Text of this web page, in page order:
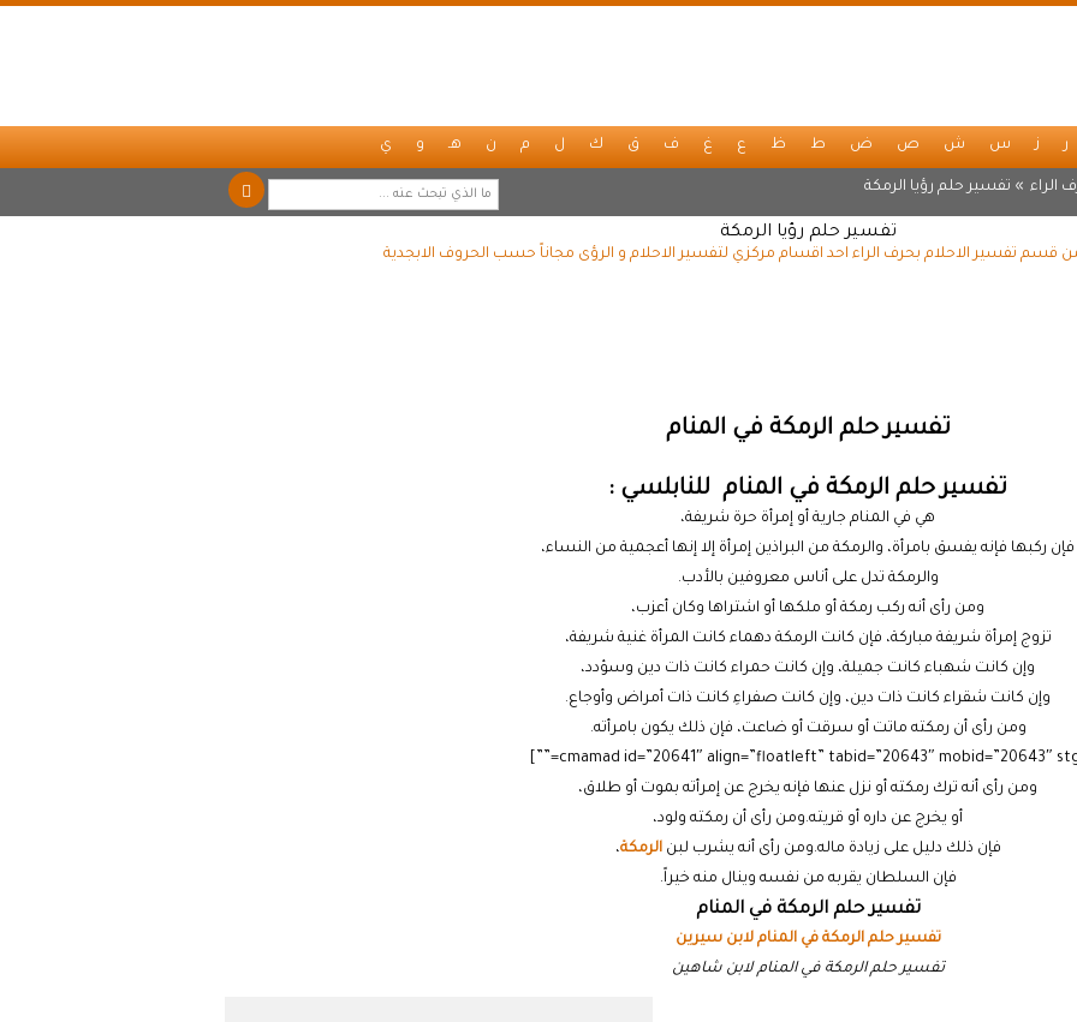
ر ز س ش ص ض ط ظ ع غ ف ق ك ل م ن هـ و ي
الراء » تفسير حلم رؤيا الرمكة
تفسير حلم رؤيا الرمكة
قسم تفسير الاحلام بحرف الراء احد اقسام مركزي لتفسير الاحلام و الرؤى مجاناً حسب الحروف الابجدية
تفسير حلم الرمكة في المنام
تفسير حلم الرمكة في المنام للنابلسي :
هي في المنام جارية أو إمرأة حرة شريفة،
فإن ركبها فإنه يفسق بامرأة، والرمكة من البراذين إمرأة إلا إنها أعجمية من النساء،
والرمكة تدل على أناس معروفين بالأدب.
ومن رأى أنه ركب رمكة أو ملكها أو اشتراها وكان أعزب،
تزوج إمرأة شريفة مباركة، فإن كانت الرمكة دهماء كانت المرأة غنية شريفة،
وإن كانت شهباء كانت جميلة، وإن كانت حمراء كانت ذات دين وسؤدد،
وإن كانت شقراء كانت ذات دين، وإن كانت صفراءِ كانت ذات أمراض وأوجاع.
ومن رأى أن رمكته ماتت أو سرقت أو ضاعت، فإن ذلك يكون بامرأته.
ومن رأى أنه ترك رمكته أو نزل عنها فإنه يخرج عن إمرأته بموت أو طلاق،
أو يخرج عن داره أو قريته.ومن رأى أن رمكته ولود،
فإن ذلك دليل على زيادة ماله.ومن رأى أنه يشرب لبنالرمكة،
فإن السلطان يقربه من نفسه وينال منه خيراً.
تفسير حلم الرمكة في المنام
تفسير حلم الرمكة في المنام لابن سيرين
تفسير حلم الرمكة في المنام لابن شاهين